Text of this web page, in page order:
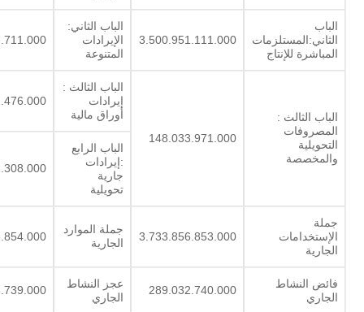
الباب
الثاني:المستلزمات
المباشرة للإنتاج
3.500.951.111.000
الباب الثاني:
الإيرادات
المتنوعة
الباب الثالث :
المصروفات
التحويلية
والمخصصة
148.033.971.000
الباب الثالث :
إيرادات
أوراق مالية
الباب الرابع
:إيرادات
جارية
تحويلية
جملة
الإستخدامات
الجارية
3.733.856.853.000
جملة الموارد
الجارية
فائض النشاط
الجاري
289.032.740.000
عجز النشاط
الجاري